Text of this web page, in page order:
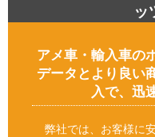
ッ
アメ車・輸入車の
データとより良い
入で、迅
弊社では、お客様に